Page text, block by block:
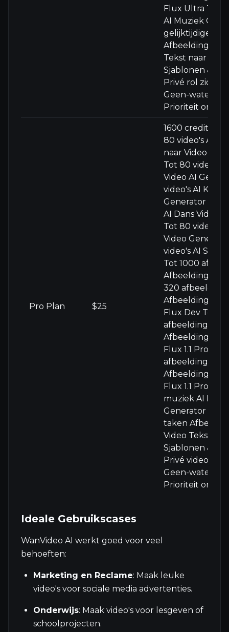
Flux Ultra Tot
AI Muziek
gelijktijdige
Afbeelding
Tekst naar
Sjablonen &
Privé rol
Geen-
Prioriteit
Pro Plan $25
1600 credits/
80 video's
naar Video AI
Tot 80 video's
Video AI
video's AI
Generator Tot
AI Dans Video
Tot 80 video's
Video
video's AI Spier
Tot 1000
Afbeelding
320
Afbeelding
Flux Dev Tot
afbeeldingen AI
Afbeelding
Flux 1.1 Pro Tot
afbeeldingen AI
Afbeelding
Flux 1.1 Pro
muziek AI
Generator 3
taken
Video Tekst
Sjablonen &
Privé video
Geen-
Prioriteit
Ideale Gebruikscases
WanVideo AI werkt goed voor veel
behoeften:
Marketing en Reclame: Maak leuke
video's voor sociale media advertenties.
Onderwijs: Maak video's voor lesgeven of
schoolprojecten.